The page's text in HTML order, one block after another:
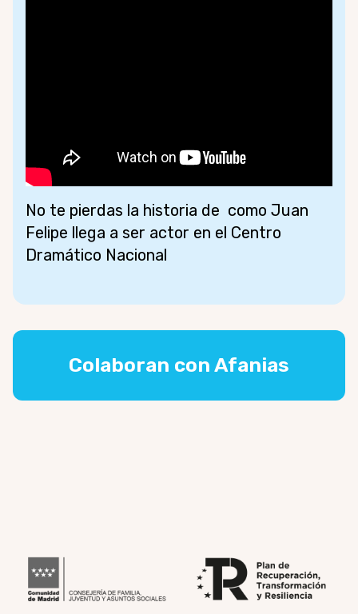
No te pierdas la historia de como Juan
Felipe llega a ser actor en el Centro
Dramático Nacional
Colaboran con Afanias